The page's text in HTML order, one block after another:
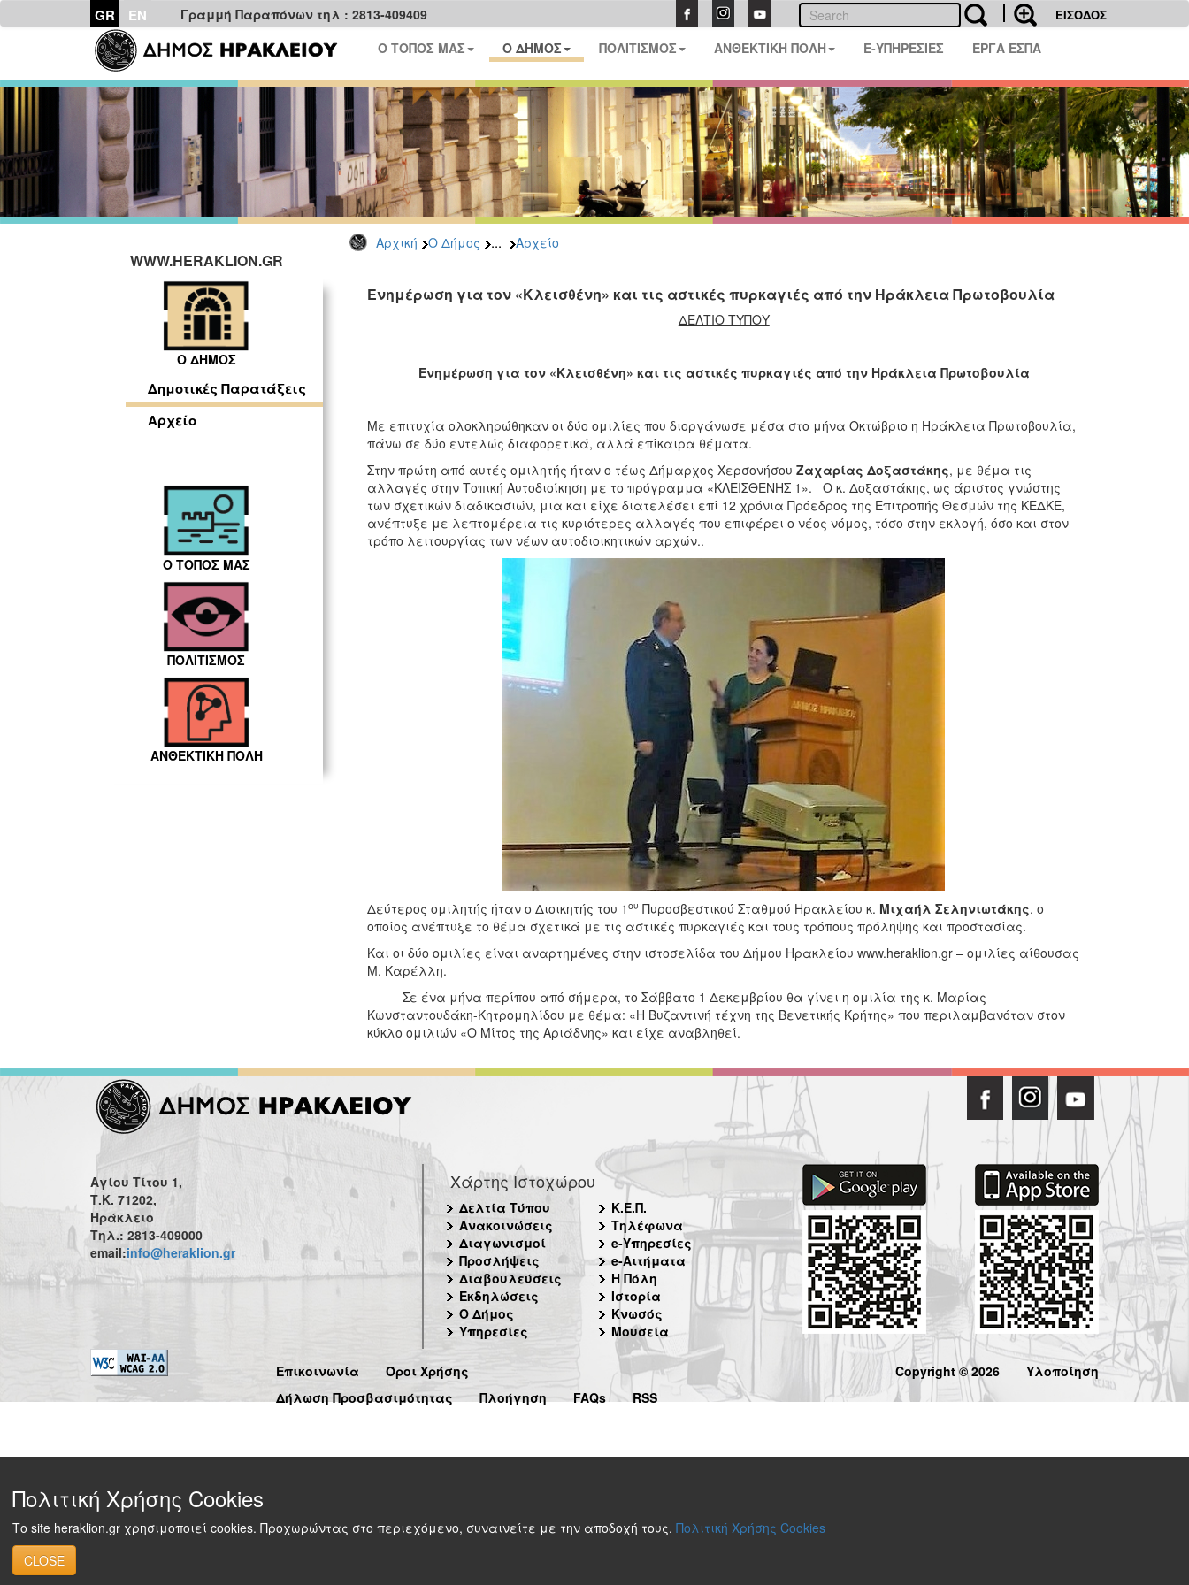
GR EN Γραμμή Παραπόνων τηλ : 2813-409409 ΕΙΣΟΔΟΣ
Ο ΤΟΠΟΣ ΜΑΣ Ο ΔΗΜΟΣ ΠΟΛΙΤΙΣΜΟΣ ΑΝΘΕΚΤΙΚΗ ΠΟΛΗ E-ΥΠΗΡΕΣΙΕΣ ΕΡΓΑ ΕΣΠΑ
Αρχική Ο Δήμος ... Αρχείο
WWW.HERAKLION.GR
Ο ΔΗΜΟΣ
Δημοτικές Παρατάξεις
Αρχείο
Ο ΤΟΠΟΣ ΜΑΣ
ΠΟΛΙΤΙΣΜΟΣ
ΑΝΘΕΚΤΙΚΗ ΠΟΛΗ
Ενημέρωση για τον «Κλεισθένη» και τις αστικές πυρκαγιές από την Ηράκλεια Πρωτοβουλία
ΔΕΛΤΙΟ ΤΥΠΟΥ
Ενημέρωση για τον «Κλεισθένη» και τις αστικές πυρκαγιές από την Ηράκλεια Πρωτοβουλία
Με επιτυχία ολοκληρώθηκαν οι δύο ομιλίες που διοργάνωσε μέσα στο μήνα Οκτώβριο η Ηράκλεια Πρωτοβουλία,
πάνω σε δύο εντελώς διαφορετικά, αλλά επίκαιρα θέματα.
Στην πρώτη από αυτές ομιλητής ήταν ο τέως Δήμαρχος Χερσονήσου Ζαχαρίας Δοξαστάκης, με θέμα τις
αλλαγές στην Τοπική Αυτοδιοίκηση με το πρόγραμμα «ΚΛΕΙΣΘΕΝΗΣ 1». Ο κ. Δοξαστάκης, ως άριστος γνώστης
των σχετικών διαδικασιών, μια και είχε διατελέσει επί 12 χρόνια Πρόεδρος της Επιτροπής Θεσμών της ΚΕΔΚΕ,
ανέπτυξε με λεπτομέρεια τις κυριότερες αλλαγές που επιφέρει ο νέος νόμος, τόσο στην εκλογή, όσο και στον
τρόπο λειτουργίας των νέων αυτοδιοικητικών αρχών..
Δεύτερος ομιλητής ήταν ο Διοικητής του 1 ου Πυροσβεστικού Σταθμού Ηρακλείου κ. Μιχαήλ Σεληνιωτάκης, ο
οποίος ανέπτυξε το θέμα σχετικά με τις αστικές πυρκαγιές και τους τρόπους πρόληψης και προστασίας.
Και οι δύο ομιλίες είναι αναρτημένες στην ιστοσελίδα του Δήμου Ηρακλείου www.heraklion.gr – ομιλίες αίθουσας
Μ. Καρέλλη.
Σε ένα μήνα περίπου από σήμερα, το Σάββατο 1 Δεκεμβρίου θα γίνει η ομιλία της κ. Μαρίας
Κωνσταντουδάκη-Κητρομηλίδου με θέμα: «Η Βυζαντινή τέχνη της Βενετικής Κρήτης» που περιλαμβανόταν στον
κύκλο ομιλιών «Ο Μίτος της Αριάδνης» και είχε αναβληθεί.
Αγίου Τίτου 1,
Τ.Κ. 71202,
Ηράκλειο
Τηλ.: 2813-409000
email:info@heraklion.gr
Χάρτης Ιστοχώρου
Δελτία Τύπου
Ανακοινώσεις
Διαγωνισμοί
Προσλήψεις
Διαβουλεύσεις
Εκδηλώσεις
Ο Δήμος
Υπηρεσίες
Κ.Ε.Π.
Τηλέφωνα
e-Υπηρεσίες
e-Αιτήματα
Η Πόλη
Ιστορία
Κνωσός
Μουσεία
Επικοινωνία
Όροι Χρήσης
Δήλωση Προσβασιμότητας
Πλοήγηση FAQs RSS
Copyright © 2026 Υλοποίηση
Πολιτική Χρήσης Cookies
Το site heraklion.gr χρησιμοποιεί cookies. Προχωρώντας στο περιεχόμενο, συναινείτε με την αποδοχή τους. Πολιτική Χρήσης Cookies
CLOSE